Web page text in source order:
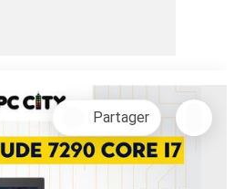
Partager